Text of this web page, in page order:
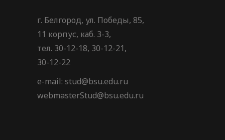
г. Белгород, ул. Победы, 85,
11 корпус, каб. 3-3,
тел. 30-12-18, 30-12-21,
30-12-22
e-mail: stud@bsu.edu.ru
webmasterStud@bsu.edu.ru